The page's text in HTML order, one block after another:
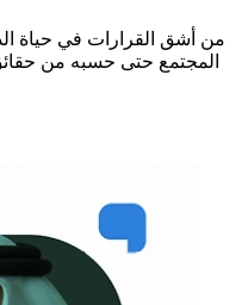
من أشق القرارات في حياة
المجتمع حتى حسبه من